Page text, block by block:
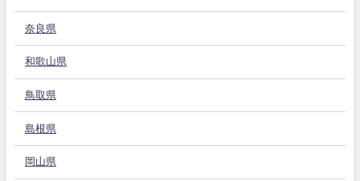
奈良県
和歌山県
鳥取県
島根県
岡山県